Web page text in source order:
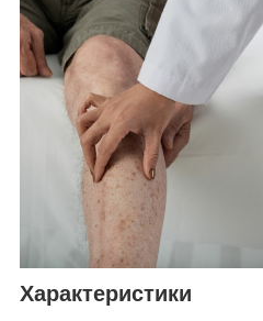
Характеристики